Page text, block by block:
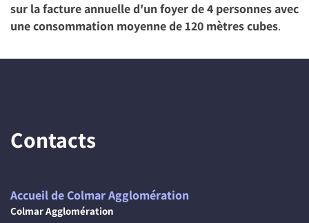
sur la facture annuelle d'un foyer de 4 personnes avec
une consommation moyenne de 120 mètres cubes.
Contacts
Accueil de Colmar Agglomération
Colmar Agglomération